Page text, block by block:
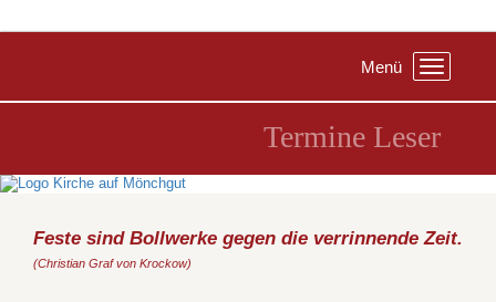
Toggle
Menü
Termine Leser
Feste sind Bollwerke gegen die verrinnende Zeit.
(Christian Graf von Krockow)